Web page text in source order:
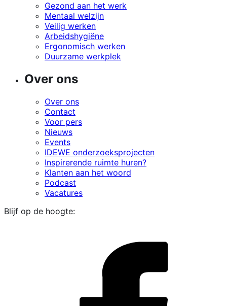
Gezond aan het werk
Mentaal welzijn
Veilig werken
Arbeidshygiëne
Ergonomisch werken
Duurzame werkplek
Over ons
Over ons
Contact
Voor pers
Nieuws
Events
IDEWE onderzoeksprojecten
Inspirerende ruimte huren?
Klanten aan het woord
Podcast
Vacatures
Blijf op de hoogte: